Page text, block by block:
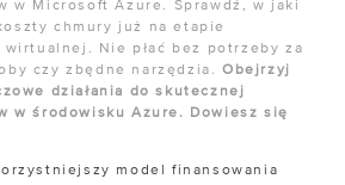
w Microsoft Azure. Sprawdź, w jaki
chmury już na etapie
wirtualnej. Nie płać bez potrzeby za
czy zbędne narzędzia.Obejrzyj
działania do skutecznej
w środowisku Azure. Dowiesz się
model finansowania